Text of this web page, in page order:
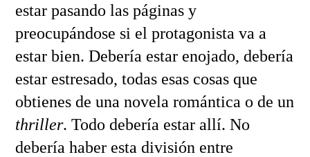
estar pasando las páginas y
preocupándose si el protagonista va a
estar bien. Debería estar enojado, debería
estar estresado, todas esas cosas que
obtienes de una novela romántica o de un
thriller. Todo debería estar allí. No
debería haber esta división entre